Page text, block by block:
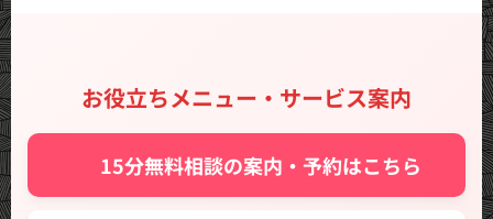
お役立ちメニュー・サービス案内
✨ 15分無料相談の案内・予約はこちら